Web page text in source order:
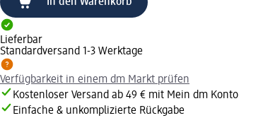
In den Warenkorb
Lieferbar
Standardversand 1-3 Werktage
Verfügbarkeit in einem dm Markt prüfen
Kostenloser Versand ab 49 € mit Mein dm Konto
Einfache & unkomplizierte Rückgabe